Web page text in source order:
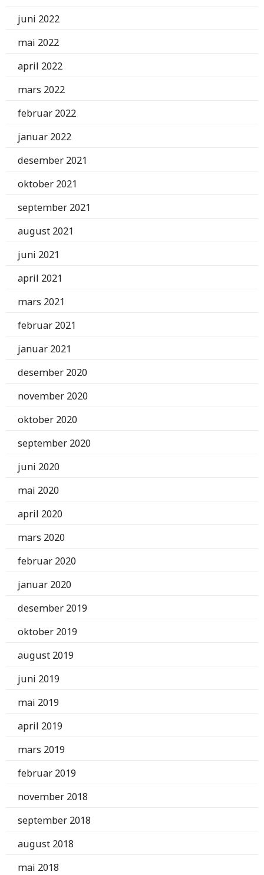
juni 2022
mai 2022
april 2022
mars 2022
februar 2022
januar 2022
desember 2021
oktober 2021
september 2021
august 2021
juni 2021
april 2021
mars 2021
februar 2021
januar 2021
desember 2020
november 2020
oktober 2020
september 2020
juni 2020
mai 2020
april 2020
mars 2020
februar 2020
januar 2020
desember 2019
oktober 2019
august 2019
juni 2019
mai 2019
april 2019
mars 2019
februar 2019
november 2018
september 2018
august 2018
mai 2018